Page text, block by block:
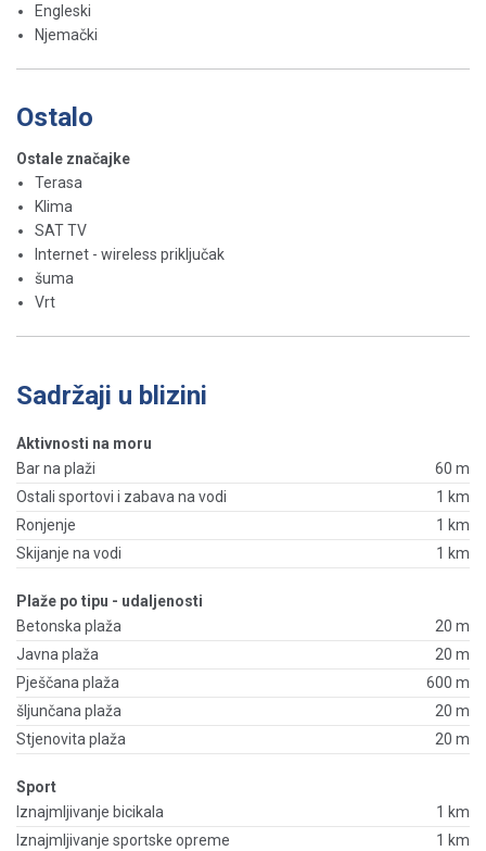
Engleski
Njemački
Ostalo
Ostale značajke
Terasa
Klima
SAT TV
Internet - wireless priključak
šuma
Vrt
Sadržaji u blizini
Aktivnosti na moru
Bar na plaži
60 m
Ostali sportovi i zabava na vodi
1 km
Ronjenje
1 km
Skijanje na vodi
1 km
Plaže po tipu - udaljenosti
Betonska plaža
20 m
Javna plaža
20 m
Pješčana plaža
600 m
šljunčana plaža
20 m
Stjenovita plaža
20 m
Sport
Iznajmljivanje bicikala
1 km
Iznajmljivanje sportske opreme
1 km